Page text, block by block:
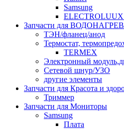
Samsung
Запчасти для
ТЭН/фланец/анод
Термостат,
TERMEX
Электронный
Сетевой шнур/УЗО
другие элементы
Запчасти для Красота и
Триммер
Запчасти для Мониторы
Samsung
Плата